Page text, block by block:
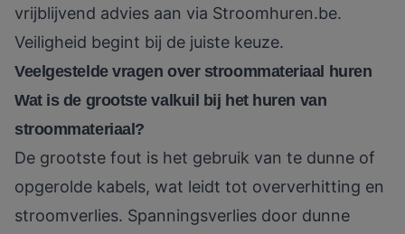
vrijblijvend advies aan via Stroomhuren.be.
Veiligheid begint bij de juiste keuze.
Veelgestelde vragen over stroommateriaal huren
Wat is de grootste valkuil bij het huren van
stroommateriaal?
De grootste fout is het gebruik van te dunne of
opgerolde kabels, wat leidt tot oververhitting en
stroomverlies. Spanningsverlies door dunne